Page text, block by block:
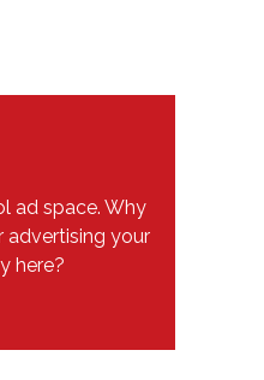
ad space. Why
advertising your
here?